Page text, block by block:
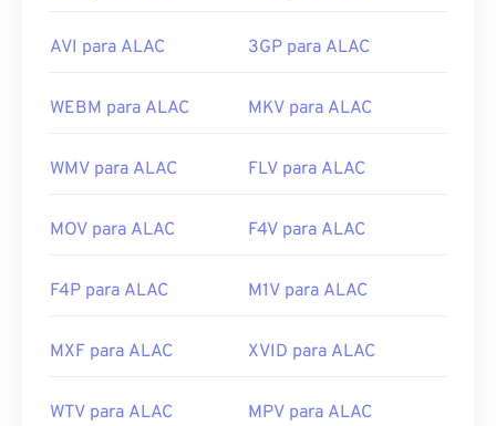
AVI para ALAC 3GP para ALAC
WEBM para ALAC MKV para ALAC
WMV para ALAC FLV para ALAC
MOV para ALAC F4V para ALAC
F4P para ALAC M1V para ALAC
MXF para ALAC XVID para ALAC
WTV para ALAC MPV para ALAC